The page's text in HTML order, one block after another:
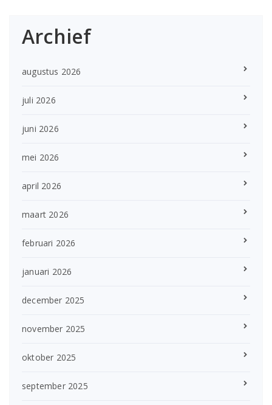
Archief
augustus 2026
juli 2026
juni 2026
mei 2026
april 2026
maart 2026
februari 2026
januari 2026
december 2025
november 2025
oktober 2025
september 2025